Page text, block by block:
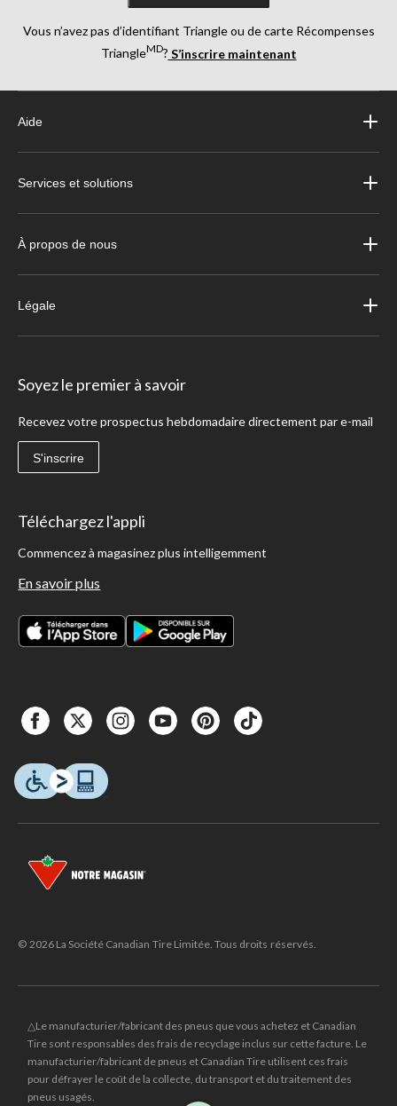
Vous n’avez pas d’identifiant Triangle ou de carte Récompenses
TriangleMD? S’inscrire maintenant
Aide
Services et solutions
À propos de nous
Légale
Soyez le premier à savoir
Recevez votre prospectus hebdomadaire directement par e-mail
S'inscrire
Téléchargez l'appli
Commencez à magasinez plus intelligemment
En savoir plus
© 2026 La Société Canadian Tire Limitée. Tous droits réservés.
△Le manufacturier/fabricant des pneus que vous achetez et Canadian
Tire sont responsables des frais de recyclage inclus sur cette facture. Le
manufacturier/fabricant de pneus et Canadian Tire utilisent ces frais
pour défrayer le coût de la collecte, du transport et du traitement des
pneus usagés.